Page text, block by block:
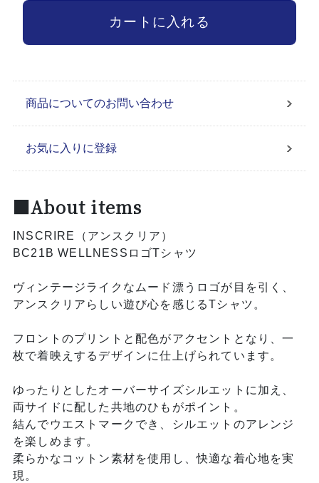
商品についてのお問い合わせ
お気に入りに登録
■About items
INSCRIRE（アンスクリア）
BC21B WELLNESSロゴTシャツ
ヴィンテージライクなムード漂うロゴが目を引く、
アンスクリアらしい遊び心を感じるTシャツ。
フロントのプリントと配色がアクセントとなり、一
枚で着映えするデザインに仕上げられています。
ゆったりとしたオーバーサイズシルエットに加え、
両サイドに配した共地のひもがポイント。
結んでウエストマークでき、シルエットのアレンジ
を楽しめます。
柔らかなコットン素材を使用し、快適な着心地を実
現。